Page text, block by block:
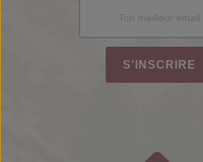
S'INSCRIRE